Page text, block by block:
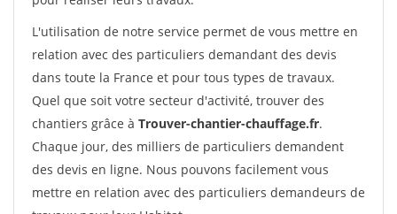
L'utilisation de notre service permet de vous mettre en
relation avec des particuliers demandant des devis
dans toute la France et pour tous types de travaux.
Quel que soit votre secteur d'activité, trouver des
chantiers grâce à Trouver-chantier-chauffage.fr.
Chaque jour, des milliers de particuliers demandent
des devis en ligne. Nous pouvons facilement vous
mettre en relation avec des particuliers demandeurs de